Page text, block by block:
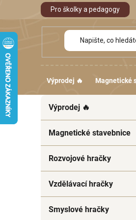
Pro školky a pedagogy
Výprodej 🔥 Magnetické
kategorie
t
g
i
Výprodej 🔥
Magnetické stavebnice
Rozvojové hračky
Vzdělávací hračky
Smyslové hračky